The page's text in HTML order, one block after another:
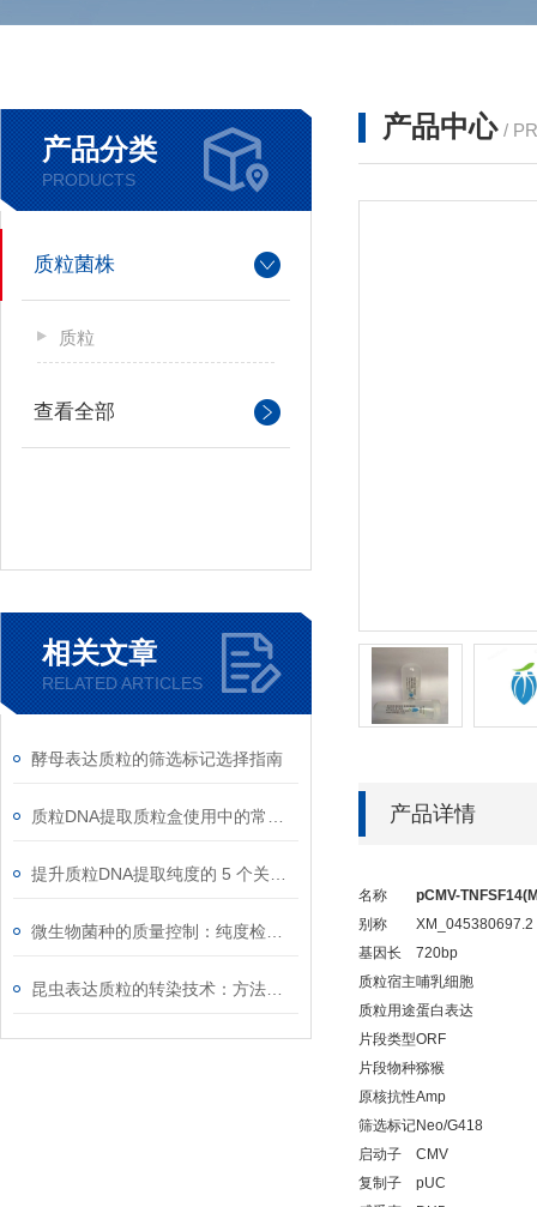
产品分类
PRODUCTS
质粒菌株
质粒
查看全部
相关文章
RELATED ARTICLES
酵母表达质粒的筛选标记选择指南
产品中心 /
产品详情
名称
pCMV-
别称
XM_045380697.2
基因长
720bp
质粒宿主哺乳细胞
质粒用途蛋白表达
片段类型ORF
片段物种猕猴
原核抗性Amp
筛选标记Neo/G418
启动子
CMV
复制子
pUC